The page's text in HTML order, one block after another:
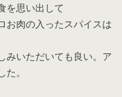
を思い出して
お肉の入ったスパイスは
みいただいても良い。ア
。